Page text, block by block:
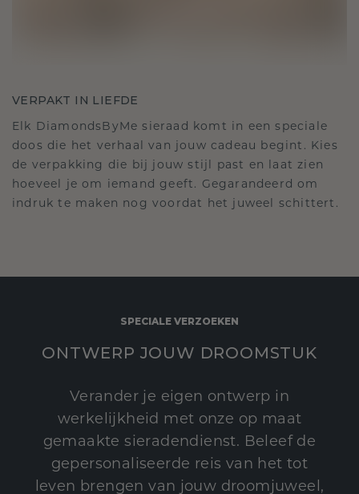
VERPAKT IN LIEFDE
Elk DiamondsByMe sieraad komt in een speciale
doos die het verhaal van jouw cadeau begint. Kies
de verpakking die bij jouw stijl past en laat zien
hoeveel je om iemand geeft. Gegarandeerd om
indruk te maken nog voordat het juweel schittert.
SPECIALE VERZOEKEN
ONTWERP JOUW DROOMSTUK
Verander je eigen ontwerp in
werkelijkheid met onze op maat
gemaakte sieradendienst. Beleef de
gepersonaliseerde reis van het tot
leven brengen van jouw droomjuweel,